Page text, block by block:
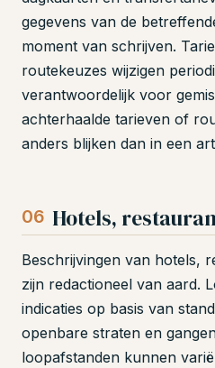
gegevens van de
moment van schrijven.
routekeuzes wijzigen
verantwoordelijk voor
achterhaalde tarieven of
anders blijken dan in een
06 Hotels,
Beschrijvingen van hotels,
zijn redactioneel van aard.
indicaties op basis van
openbare straten en
loopafstanden kunnen